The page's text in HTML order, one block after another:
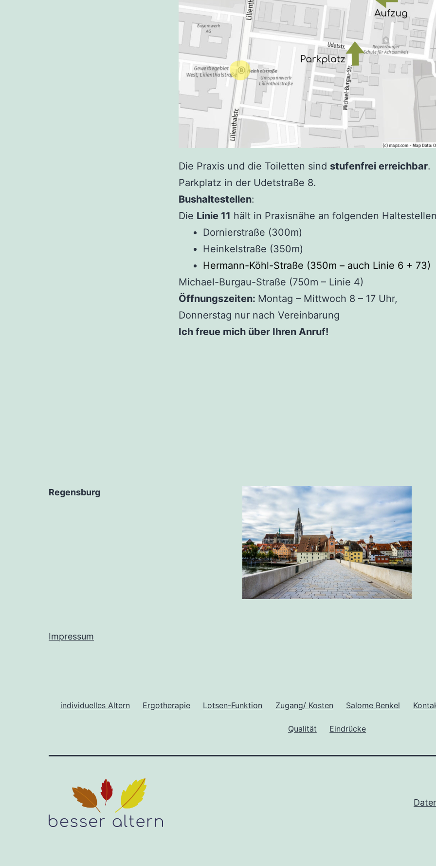
Die Praxis und die Toiletten sind stufenfrei erreichbar.
Parkplatz in der Udetstraße 8.
Bushaltestellen:
Die Linie 11 hält in Praxisnähe an folgenden
Dornierstraße (300m)
Heinkelstraße (350m)
Hermann-Köhl-Straße (350m – auch Linie 6 + 73)
Michael-Burgau-Straße (750m – Linie 4)
Öffnungszeiten: Montag – Mittwoch 8 – 17 Uhr,
Donnerstag nur nach Vereinbarung
Ich freue mich über Ihren Anruf!
Regensburg
Impressum
individuelles Altern Ergotherapie Lotsen-Funktion Zugang/ Kosten Salome Benkel
Qualität Eindrücke